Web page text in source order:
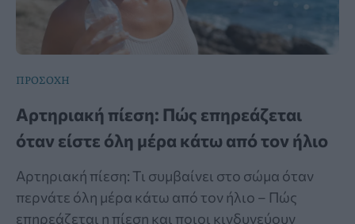
ΠΡΟΣΟΧΗ
Αρτηριακή πίεση: Πώς επηρεάζεται
όταν είστε όλη μέρα κάτω από τον ήλιο
Αρτηριακή πίεση: Τι συμβαίνει στο σώμα όταν
περνάτε όλη μέρα κάτω από τον ήλιο – Πώς
επηρεάζεται η πίεση και ποιοι κινδυνεύουν